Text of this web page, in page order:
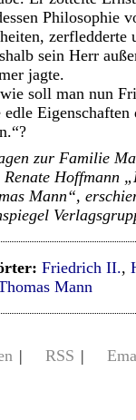
Philosophie
zerfledderte
sein Herr
jagte.
soll man nun
edle
zur Familie
Renate Hoffmann
Mann“,
Friedrich II.,
Mann
| RSS |